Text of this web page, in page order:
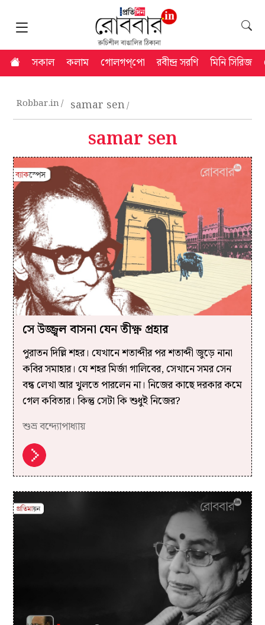
সকাল কলাম গোলগপ্‌পো রবীন্দ্র সরণি মিনি সিরিজ
Robbar.in samar sen
samar sen
সে উজ্জ্বল বাসনা যেন তীক্ষ্ণ প্রহার
পুরাতন দিল্লি শহর। যেখানে শতাব্দীর পর শতাব্দী জুড়ে নানা
কবির সমাহার। যে শহর মির্জা গালিবের, সেখানে সমর সেন
বন্ধ লেখা আর খুলতে পারলেন না। নিজের কাছে দরকার কমে
গেল কবিতার। কিন্তু সেটা কি শুধুই নিজের?
শুভ্র বন্দ্যোপাধ্যায়